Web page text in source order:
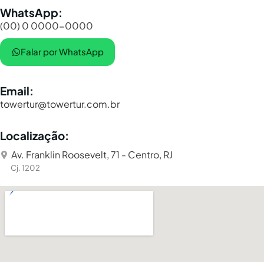
WhatsApp:
(00) 0 0000-0000
Falar por WhatsApp
Email:
towertur@towertur.com.br
Localização:
Av. Franklin Roosevelt, 71 - Centro, RJ
Cj. 1202